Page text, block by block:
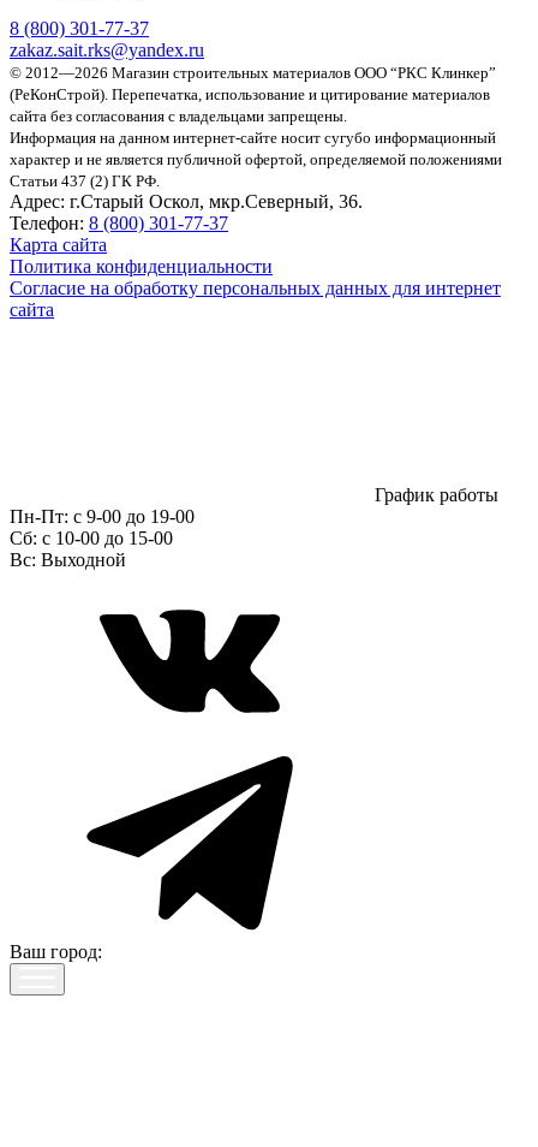
8 (800) 301-77-37
zakaz.sait.rks@yandex.ru
© 2012—2026 Магазин строительных материалов ООО “РКС Клинкер”
(РеКонСтрой). Перепечатка, использование и цитирование материалов
сайта без согласования с владельцами запрещены.
Информация на данном интернет-сайте носит сугубо информационный
характер и не является публичной офертой, определяемой положениями
Статьи 437 (2) ГК РФ.
Адрес: г.Старый Оскол, мкр.Северный, 36.
Телефон: 8 (800) 301-77-37
Карта сайта
Политика конфиденциальности
Согласие на обработку персональных данных для интернет
сайта
График работы
Пн-Пт: с 9-00 до 19-00
Сб: c 10-00 до 15-00
Вс: Выходной
Ваш город: